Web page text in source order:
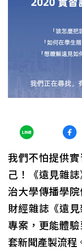
我們不怕提供
己！《遠見雜
治大學傳播學
財經雜誌《遠
專案，更能體
套新聞產製流程